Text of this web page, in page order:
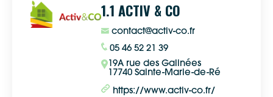
1.1 ACTIV & CO
contact@activ-co.fr
05 46 52 21 39
19A rue des Galinées
17740 Sainte-Marie-de-Ré
https://www.activ-co.fr/